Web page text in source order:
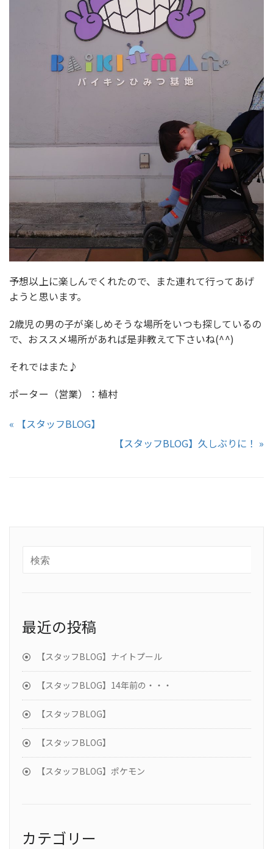
予想以上に楽しんでくれたので、また連れて行ってあげ
ようと思います。
2歳児の男の子が楽しめそうな場所をいつも探しているの
で、おススメ場所があれば是非教えて下さいね(^^)
それではまた♪
ポーター（営業）：植村
« 【スタッフBLOG】
【スタッフBLOG】久しぶりに！ »
最近の投稿
【スタッフBLOG】ナイトプール
【スタッフBLOG】14年前の・・・
【スタッフBLOG】
【スタッフBLOG】
【スタッフBLOG】ポケモン
カテゴリー